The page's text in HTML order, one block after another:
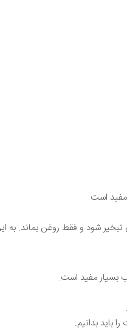
مفید است.
تبخیر شود و فقط روغن بماند.
بسیار مفید است.
باید بدانیم.